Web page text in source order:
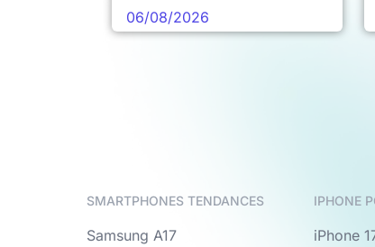
06/08/2026
SMARTPHONES TENDANCES
Samsung A17
IPHONE
iPhone